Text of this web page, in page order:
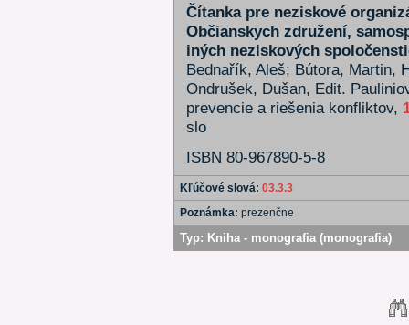
Čítanka pre neziskové
Občianskych združení,
iných neziskových
Bednařík, Aleš; Bútora, Martin,
Ondrušek, Dušan, Edit.
prevencie a riešenia konfliktov,
slo
ISBN 80-967890-5-8
Kľúčové slová: 03.3.3
Poznámka: prezenčne
Typ: Kniha - monografia (monografia)